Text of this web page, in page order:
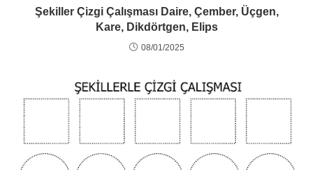
Şekiller Çizgi Çalışması Daire, Çember, Üçgen,
Kare, Dikdörtgen, Elips
08/01/2025